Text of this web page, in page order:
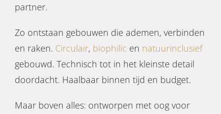
partner.
Zo ontstaan gebouwen die ademen, verbinden
en raken. Circulair, biophilic en natuurinclusief
gebouwd. Technisch tot in het kleinste detail
doordacht. Haalbaar binnen tijd en budget.
Maar boven alles: ontworpen met oog voor